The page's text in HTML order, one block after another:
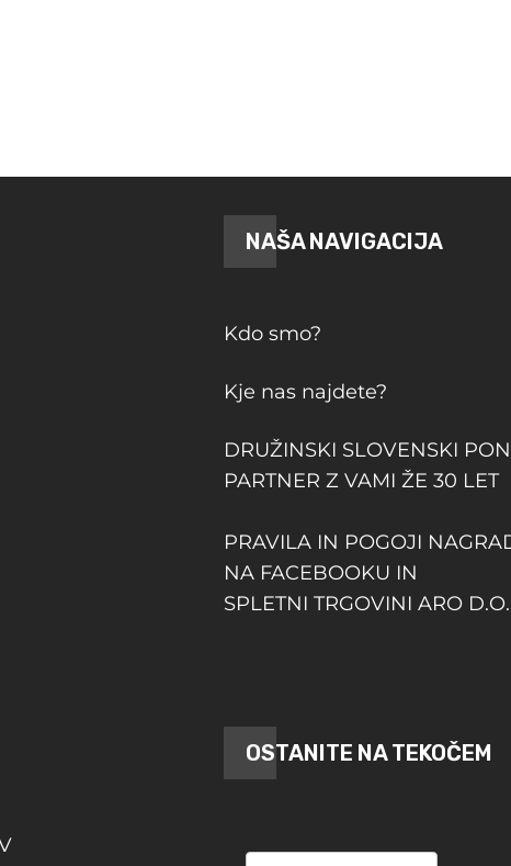
NAŠA NAVIGACIJA
Kdo smo?
Kje nas najdete?
DRUŽINSKI SLOVENSKI
PARTNER Z VAMI ŽE 30 LET
PRAVILA IN POGOJI
NA FACEBOOKU IN
SPLETNI TRGOVINI ARO
OSTANITE NA TEKOČEM